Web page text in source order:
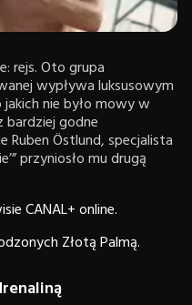
rejs. Oto grupa
wypływa luksusowym
nie było mowy w
godne
Ruben Östlund, specjalista
przyniosło mu drugą
CANAL+ online.
Złotą Palmą.